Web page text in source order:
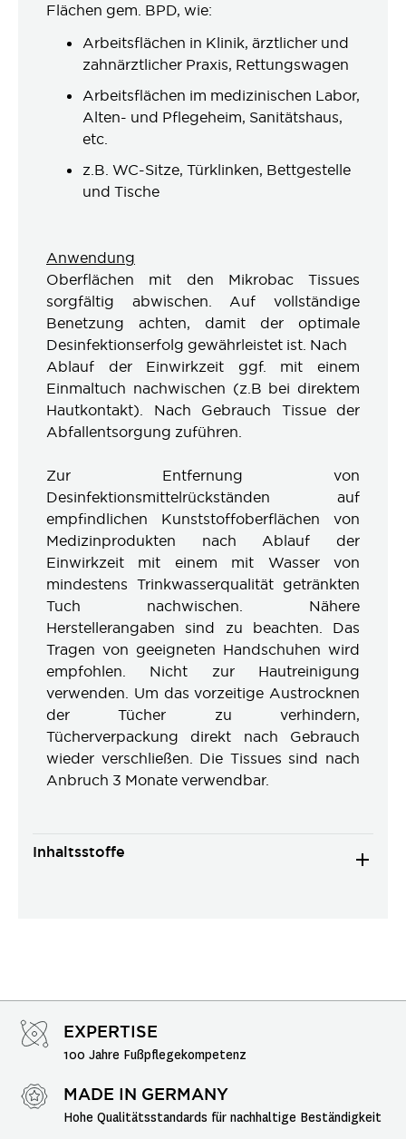
Flächen gem. BPD, wie:
Arbeitsflächen in Klinik, ärztlicher und
zahnärztlicher Praxis, Rettungswagen
Arbeitsflächen im medizinischen Labor,
Alten- und Pflegeheim, Sanitätshaus,
etc.
z.B. WC-Sitze, Türklinken, Bettgestelle
und Tische
Anwendung
Oberflächen mit den Mikrobac Tissues
sorgfältig abwischen. Auf vollständige
Benetzung achten, damit der optimale
Desinfektionserfolg gewährleistet ist. Nach
Ablauf der Einwirkzeit ggf. mit einem
Einmaltuch nachwischen (z.B bei direktem
Hautkontakt). Nach Gebrauch Tissue der
Abfallentsorgung zuführen.
Zur Entfernung von
Desinfektionsmittelrückständen auf
empfindlichen Kunststoffoberflächen von
Medizinprodukten nach Ablauf der
Einwirkzeit mit einem mit Wasser von
mindestens Trinkwasserqualität getränkten
Tuch nachwischen. Nähere
Herstellerangaben sind zu beachten. Das
Tragen von geeigneten Handschuhen wird
empfohlen. Nicht zur Hautreinigung
verwenden. Um das vorzeitige Austrocknen
der Tücher zu verhindern,
Tücherverpackung direkt nach Gebrauch
wieder verschließen. Die Tissues sind nach
Anbruch 3 Monate verwendbar.
Inhaltsstoffe
EXPERTISE
100 Jahre Fußpflegekompetenz
MADE IN GERMANY
Hohe Qualitätsstandards für nachhaltige Beständigkeit